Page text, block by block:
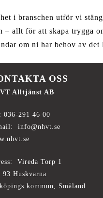
i branschen utför vi
– allt för att skapa trygga
om ni har behov av det
OSS
Alltjänst AB
036-291 46 00
info@nhvt.se
Vireda Torp 1
93 Huskvarna
kommun, Småland